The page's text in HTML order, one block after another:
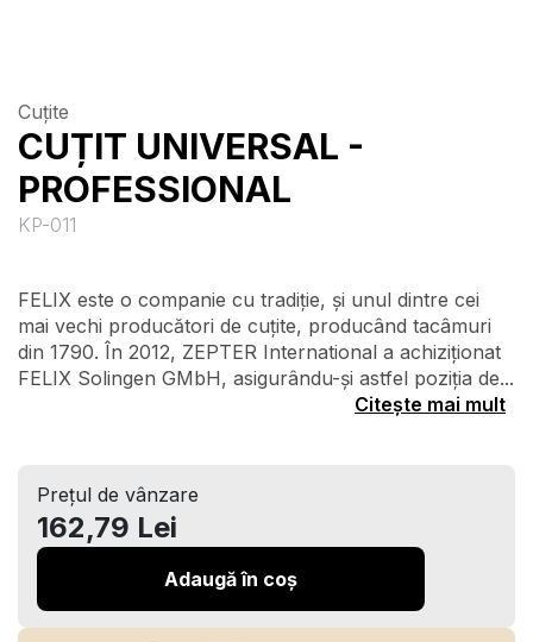
Cuțite
CUȚIT UNIVERSAL -
PROFESSIONAL
KP-011
FELIX este o companie cu tradiție, și unul dintre cei
mai vechi producători de cuțite, producând tacâmuri
din 1790. În 2012, ZEPTER International a achiziționat
FELIX Solingen GMbH, asigurându-și astfel poziția de...
Citește mai mult
Prețul de vânzare
162,79 Lei
Adaugă în coș